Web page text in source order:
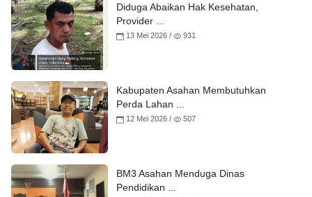
Diduga Abaikan Hak Kesehatan,
Provider ...
13 Mei 2026 / 931
Kabupaten Asahan Membutuhkan
Perda Lahan ...
12 Mei 2026 / 507
BM3 Asahan Menduga Dinas
Pendidikan ...